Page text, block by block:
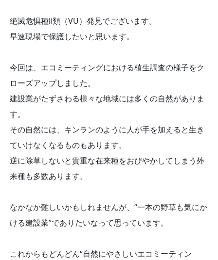
絶滅危惧種Ⅱ類（VU）発見でございます。
早速現場で保護したいと思います。
今回は、エコミーティングにおける植生調査の様子をク
ローズアップしました。
建設業がたずさわる様々な地域には多くの自然がありま
す。
その自然には、キンランのように人が手を加えると生き
ていけなくなるものもあります。
逆に除草しないと貴重な在来種をおびやかしてしまう外
来種も多数あります。
なかなか難しいかもしれませんが、“一本の野草も気にか
ける建設業”でありたいなって思っています。
これからもどんどん“自然にやさしいエコミーティン